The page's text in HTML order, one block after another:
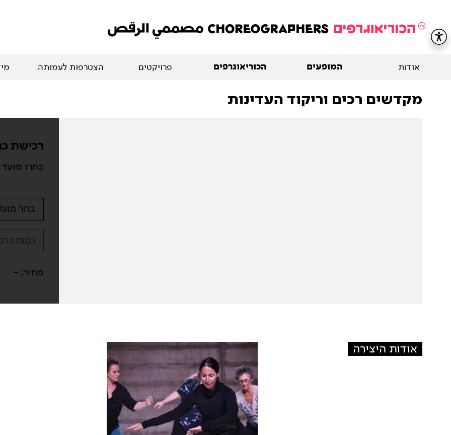
אודות המופעים הכוריאוגרפים פרויקטים הצטרפות לעמותה
מקדשים רכים וריקוד העדינות
רכישת
בחרו
בחר
כמות
מחיר: -
אודות היצירה